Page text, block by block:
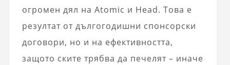
огромен дял на Atomic и Head. Това е
резултат от дългогодишни спонсорски
договори, но и на ефективността,
защото ските трябва да печелят – иначе